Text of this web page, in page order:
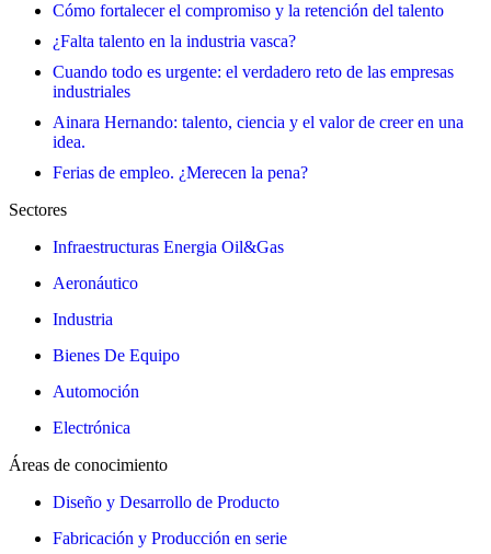
Cómo fortalecer el compromiso y la retención del talento
¿Falta talento en la industria vasca?
Cuando todo es urgente: el verdadero reto de las empresas
industriales
Ainara Hernando: talento, ciencia y el valor de creer en una
idea.
Ferias de empleo. ¿Merecen la pena?
Sectores
Infraestructuras Energia Oil&Gas
Aeronáutico
Industria
Bienes De Equipo
Automoción
Electrónica
Áreas de conocimiento
Diseño y Desarrollo de Producto
Fabricación y Producción en serie